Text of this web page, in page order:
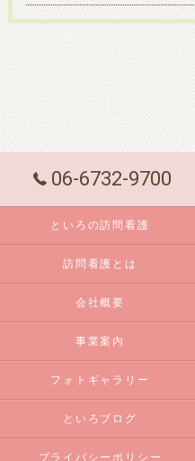
06-6732-9700
といろの訪問看護
訪問看護とは
会社概要
事業案内
フォトギャラリー
といろブログ
プライバシーポリシー